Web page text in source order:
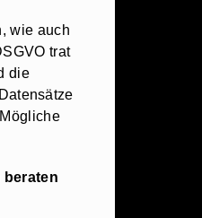
wie auch
trat
die